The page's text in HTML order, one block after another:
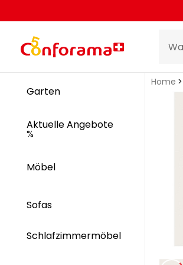
Garten
Aktuelle Angebote
%
Möbel
Sofas
Schlafzimmermöbel
Home